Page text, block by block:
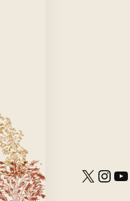
X Instagram YouTube